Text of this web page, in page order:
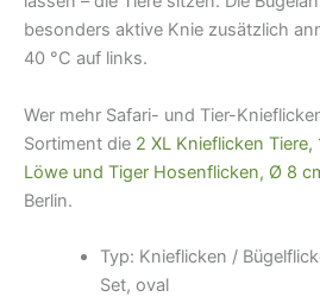
besonders aktive Knie zusätzlich
40 °C auf links.
Wer mehr Safari- und Tier-
Sortiment die 2 XL Knieflicken Tiere,
Löwe und Tiger Hosenflicken, Ø 8
Berlin.
Typ: Knieflicken /
Set, oval